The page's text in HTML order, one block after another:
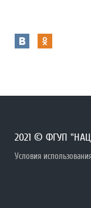
2021 © ФГУП
Условия